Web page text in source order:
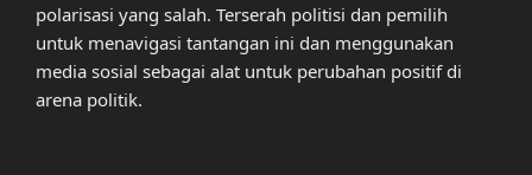
polarisasi yang salah. Terserah politisi dan pemilih
untuk menavigasi tantangan ini dan menggunakan
media sosial sebagai alat untuk perubahan positif di
arena politik.